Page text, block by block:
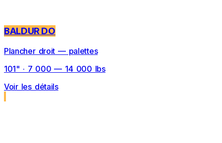
BALDUR DO
Plancher droit — palettes
101" · 7 000 — 14 000 lbs
Voir les détails